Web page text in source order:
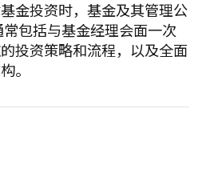
金投资时，基金及其管理公
包括与基金经理会面一次
投资策略和流程，以及全面
。